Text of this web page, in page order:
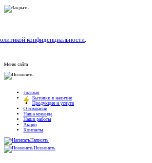
конфиденциальности.
Меню сайта
Главная
Бытовки в наличии
Продукция и услуги
О компании
Наша команда
Наши работы
Акции
Контакты
Написать
Позвонить